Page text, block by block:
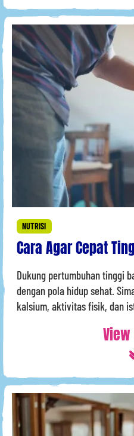
NUTRISI
Cara Agar Cepat
Dukung pertumbuhan tinggi
dengan pola hidup sehat.
kalsium, aktivitas fisik, dan